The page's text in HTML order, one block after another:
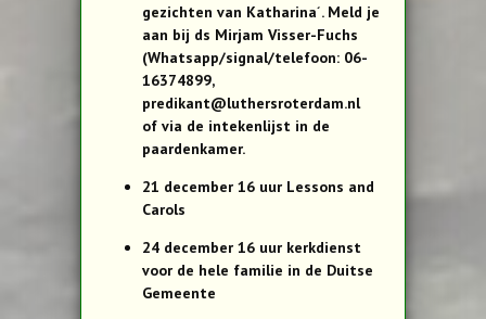
gezichten van Katharina´. Meld je
aan bij ds Mirjam Visser-Fuchs
(Whatsapp/signal/telefoon: 06-
16374899,
predikant@luthersroterdam.nl
of via de intekenlijst in de
paardenkamer.
21 december 16 uur Lessons and
Carols
24 december 16 uur kerkdienst
voor de hele familie in de Duitse
Gemeente